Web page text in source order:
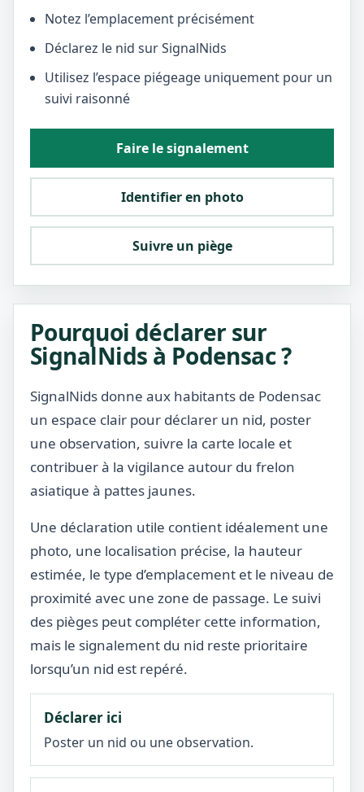
Notez l’emplacement précisément
Déclarez le nid sur SignalNids
Utilisez l’espace piégeage uniquement pour un
suivi raisonné
Faire le signalement
Identifier en photo
Suivre un piège
Pourquoi déclarer sur
SignalNids à Podensac ?
SignalNids donne aux habitants de Podensac
un espace clair pour déclarer un nid, poster
une observation, suivre la carte locale et
contribuer à la vigilance autour du frelon
asiatique à pattes jaunes.
Une déclaration utile contient idéalement une
photo, une localisation précise, la hauteur
estimée, le type d’emplacement et le niveau de
proximité avec une zone de passage. Le suivi
des pièges peut compléter cette information,
mais le signalement du nid reste prioritaire
lorsqu’un nid est repéré.
Déclarer ici
Poster un nid ou une observation.